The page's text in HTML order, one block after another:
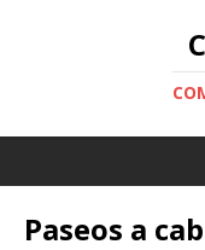
Paseos a